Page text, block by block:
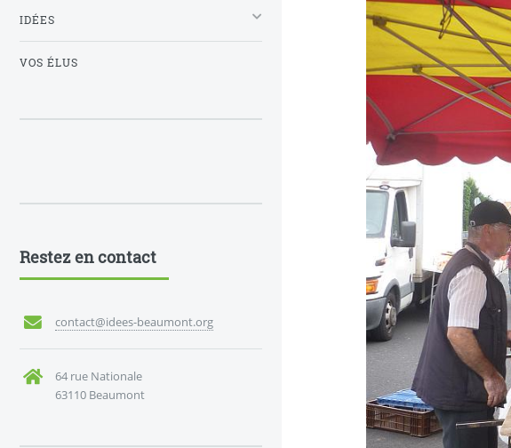
IDÉES
VOS ÉLUS
Restez en contact
contact@idees-beaumont.org
64 rue Nationale
63110 Beaumont